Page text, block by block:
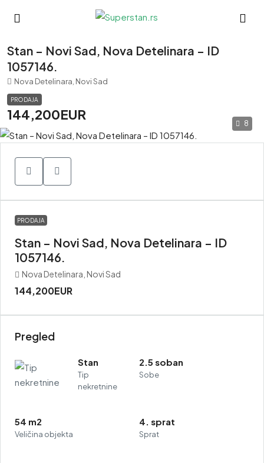
Stan – Novi Sad, Nova Detelinara – ID
1057146.
Nova Detelinara, Novi Sad
PRODAJA
144,200EUR
8
PRODAJA
Stan – Novi Sad, Nova Detelinara – ID
1057146.
Nova Detelinara, Novi Sad
144,200EUR
Pregled
Stan
Tip
nekretnine
2.5 soban
Sobe
54 m2
Veličina objekta
4. sprat
Sprat